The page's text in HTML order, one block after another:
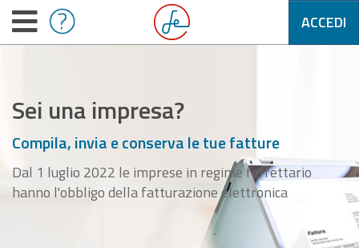
ACCEDI
Sei una impresa?
Compila, invia e conserva le tue fatture
Dal 1 luglio 2022 le imprese in regime forfettario
hanno l'obbligo della fatturazione elettronica